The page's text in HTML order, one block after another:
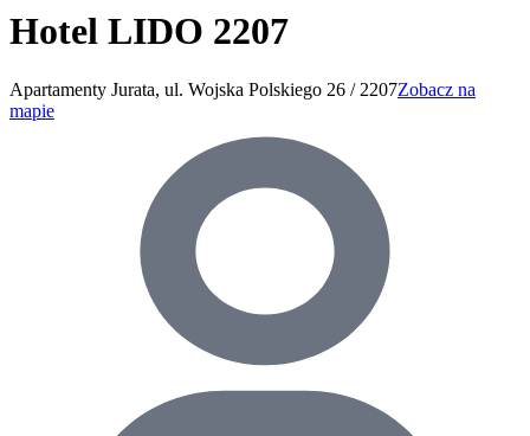
Hotel LIDO 2207
Apartamenty Jurata, ul. Wojska Polskiego 26 / 2207Zobacz na
mapie